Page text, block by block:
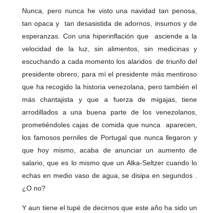
Nunca, pero nunca he visto una navidad tan penosa,
tan opaca y tan desasistida de adornos, insumos y de
esperanzas. Con una hiperinflación que asciende a la
velocidad de la luz, sin alimentos, sin medicinas y
escuchando a cada momento los alaridos de triunfo del
presidente obrero, para mí el presidente más mentiroso
que ha recogido la historia venezolana, pero también el
más chantajista y que a fuerza de migajas, tiene
arrodillados a una buena parte de los venezolanos,
prometiéndoles cajas de comida que nunca aparecen,
los famosos perniles de Portugal que nunca llegaron y
que hoy mismo, acaba de anunciar un aumento de
salario, que es lo mismo que un Alka-Seltzer cuando lo
echas en medio vaso de agua, se disipa en segundos .
¿O no?
Y aun tiene el tupé de decirnos que este año ha sido un